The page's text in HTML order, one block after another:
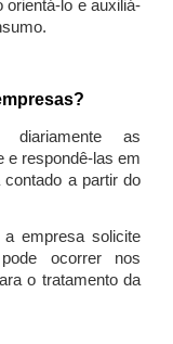
orientá-lo e auxiliá-
diariamente as
e respondê-las em
a partir do
empresa solicite
ocorrer nos
o tratamento da